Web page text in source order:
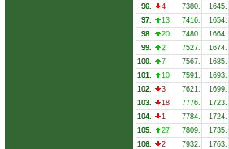
96. 4 7380. 1645.
97. 13 7416. 1654.
98. 20 7480. 1664.
99. 2 7527. 1674.
100. 7 7567. 1685.
101. 10 7591. 1693.
102. 3 7621. 1699.
103. 18 7776. 1723.
104. 1 7784. 1724.
105. 27 7809. 1735.
106. 2 7932. 1763.